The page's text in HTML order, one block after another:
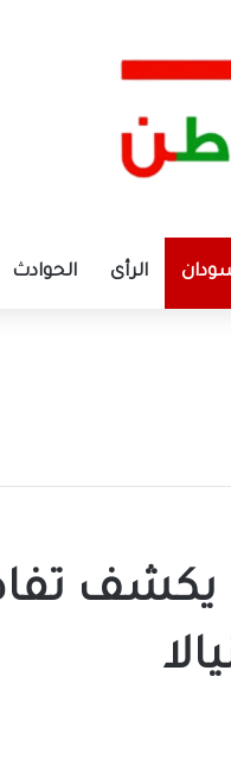
الرأى الحوادث